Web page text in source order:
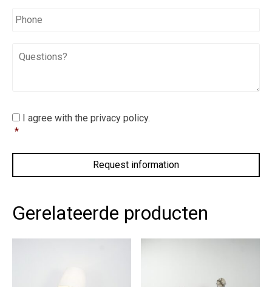
I
agree
I agree with the privacy policy.
*
Gerelateerde producten